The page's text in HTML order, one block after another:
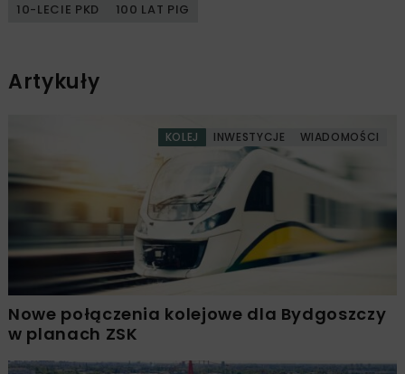
10-LECIE PKD
100 LAT PIG
Artykuły
KOLEJ INWESTYCJE WIADOMOŚCI
Nowe połączenia kolejowe dla Bydgoszczy
w planach ZSK